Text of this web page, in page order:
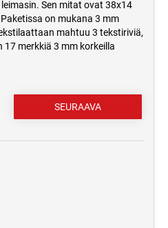
Sen mitat ovat 38x14
on mukana 3 mm
mahtuu 3 tekstiriviä,
merkkiä 3 mm korkeilla